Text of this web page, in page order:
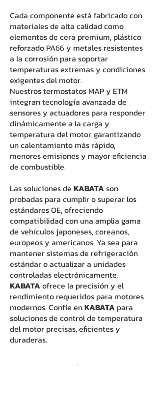
Cada componente está fabricado con
materiales de alta calidad como
elementos de cera premium, plástico
reforzado PA66 y metales resistentes
a la corrosión para soportar
temperaturas extremas y condiciones
exigentes del motor.
Nuestros termostatos MAP y ETM
integran tecnología avanzada de
sensores y actuadores para responder
dinámicamente a la carga y
temperatura del motor, garantizando
un calentamiento más rápido,
menores emisiones y mayor eficiencia
de combustible.
Las soluciones de KABATAson
probadas para cumplir o superar los
estándares OE, ofreciendo
compatibilidad con una amplia gama
de vehículos japoneses, coreanos,
europeos y americanos. Ya sea para
mantener sistemas de refrigeración
estándar o actualizar a unidades
controladas electrónicamente,
KABATAofrece la precisión y el
rendimiento requeridos para motores
modernos. Confíe enKABATA para
soluciones de control de temperatura
del motor precisas, eficientes y
duraderas.